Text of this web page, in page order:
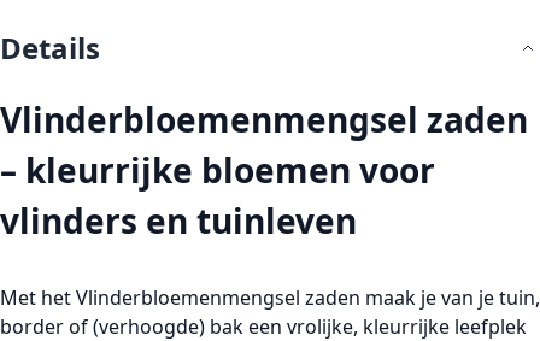
Details
Vlinderbloemenmengsel zaden
– kleurrijke bloemen voor
vlinders en tuinleven
Met hetVlinderbloemenmengsel zaden maak je van je tuin,
border of (verhoogde) bak een vrolijke, kleurrijke leefplek